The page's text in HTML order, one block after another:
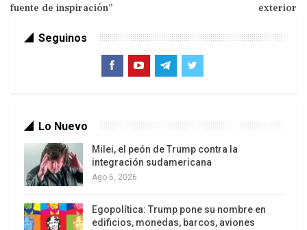
“La crisis económica en Europa habla en realidad
del fracaso de las políticas de la
socialdemocracia. Los principales problemas de
euro. En este contexto, la Unión Europea se
convirtió en el instrumento de Alemania para
gobernar Europa.” Este crudo diagnóstico
corresponde al economista británico John Weeks,
de la Universidad de Londres, quien estuvo en el
país para participar de las Jornadas Monetarias
fuente de inspiración”
exterior
Seguinos
Lo Nuevo
Milei, el peón de Trump contra la
integración sudamericana
Ago 6, 2026
Egopolítica: Trump pone su nombre en
edificios, monedas, barcos, aviones